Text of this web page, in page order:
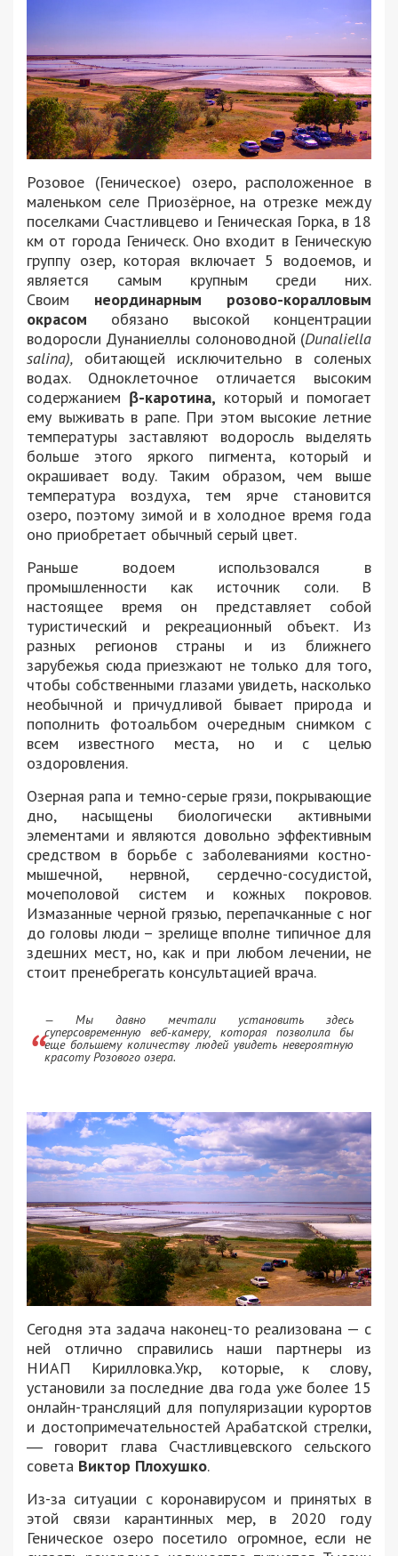
Розовое (Геническое) озеро, расположенное в
маленьком селе Приозёрное, на отрезке между
поселками Счастливцево и Геническая Горка, в 18
км от города Геническ. Оно входит в Геническую
группу озер, которая включает 5 водоемов, и
является самым крупным среди них.
Своим неординарным розово-коралловым
окрасом обязано высокой концентрации
водоросли Дунаниеллы солоноводной (Dunaliella
salina), обитающей исключительно в соленых
водах. Одноклеточное отличается высоким
содержанием β-каротина, который и помогает
ему выживать в рапе. При этом высокие летние
температуры заставляют водоросль выделять
больше этого яркого пигмента, который и
окрашивает воду. Таким образом, чем выше
температура воздуха, тем ярче становится
озеро, поэтому зимой и в холодное время года
оно приобретает обычный серый цвет.
Раньше водоем использовался в
промышленности как источник соли. В
настоящее время он представляет собой
туристический и рекреационный объект. Из
разных регионов страны и из ближнего
зарубежья сюда приезжают не только для того,
чтобы собственными глазами увидеть, насколько
необычной и причудливой бывает природа и
пополнить фотоальбом очередным снимком с
всем известного места, но и с целью
оздоровления.
Озерная рапа и темно-серые грязи, покрывающие
дно, насыщены биологически активными
элементами и являются довольно эффективным
средством в борьбе с заболеваниями костно-
мышечной, нервной, сердечно-сосудистой,
мочеполовой систем и кожных покровов.
Измазанные черной грязью, перепачканные с ног
до головы люди – зрелище вполне типичное для
здешних мест, но, как и при любом лечении, не
стоит пренебрегать консультацией врача.
— Мы давно мечтали установить здесь
суперсовременную веб-камеру, которая позволила бы
еще большему количеству людей увидеть невероятную
красоту Розового озера.
Сегодня эта задача наконец-то реализована — с
ней отлично справились наши партнеры из
НИАП Кирилловка.Укр, которые, к слову,
установили за последние два года уже более 15
онлайн-трансляций для популяризации курортов
и достопримечательностей Арабатской стрелки,
― говорит глава Счастливцевского сельского
совета Виктор Плохушко.
Из-за ситуации с коронавирусом и принятых в
этой связи карантинных мер, в 2020 году
Геническое озеро посетило огромное, если не